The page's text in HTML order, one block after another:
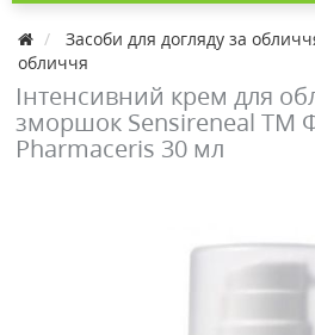
Засоби для догляду за
обличчя
Інтенсивний крем для
зморшок Sensireneal ТМ
Pharmaceris 30 мл